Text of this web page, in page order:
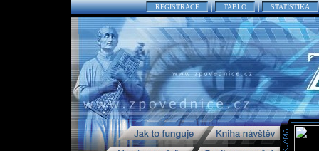
REGISTRACE TABLO STATISTIKA